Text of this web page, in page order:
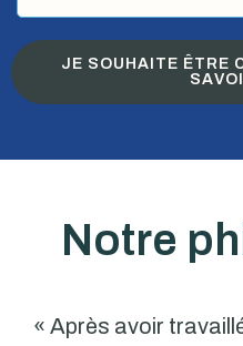
JE SOUHAITE ÊTRE
Notre
« Après avoir